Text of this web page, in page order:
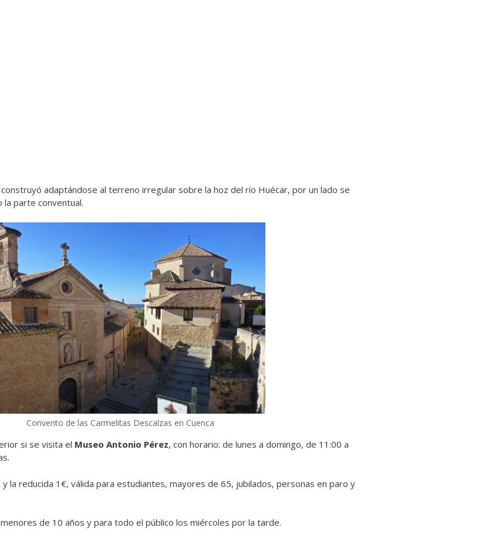
adaptándose al terreno irregular sobre la hoz del río Huécar, por un lado se
parte conventual.
Convento de las Carmelitas Descalzas en Cuenca
si se visita el Museo Antonio Pérez, con horario: de lunes a domingo, de 11:00 a
la reducida 1€, válida para estudiantes, mayores de 65, jubilados, personas en paro y
de 10 años y para todo el público los miércoles por la tarde.